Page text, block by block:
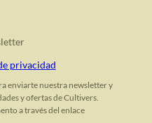
privacidad
enviarte nuestra newsletter y
y ofertas de Cultivers.
a través del enlace